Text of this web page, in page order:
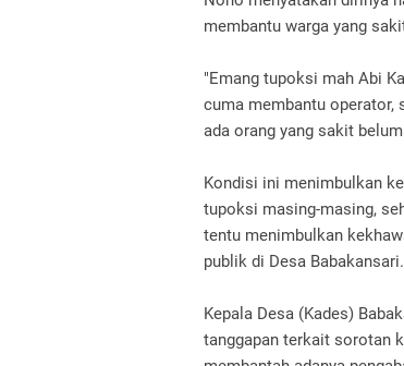
membantu warga yang
"Emang tupoksi mah Abi
cuma membantu operator,
ada orang yang sakit
Kondisi ini menimbulkan
tupoksi masing-masing,
tentu menimbulkan
publik di Desa Babakansari.
Kepala Desa (Kades)
tanggapan terkait sorotan